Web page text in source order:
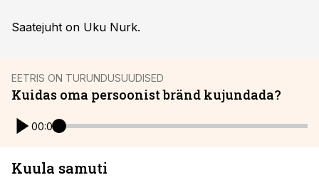
Saatejuht on Uku Nurk.
EETRIS ON TURUNDUSUUDISED
Kuidas oma persoonist bränd kujundada?
00:00
Kuula samuti